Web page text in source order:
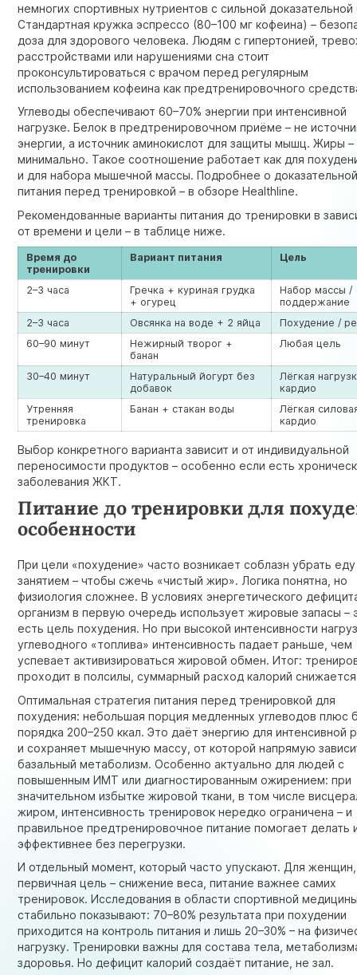
немногих спортивных нутриентов с сильной доказательной
Стандартная кружка эспрессо (80–100 мг кофеина) –
доза для здорового человека. Людям с гипертонией,
расстройствами или нарушениями сна стоит
проконсультироваться с врачом перед регулярным
использованием кофеина как предтренировочного
Углеводы обеспечивают 60–70% энергии при интенсивной
нагрузке. Белок в предтренировочном приёме – не
энергии, а источник аминокислот для защиты мышц. Жиры –
минимально. Такое соотношение работает как для
и для набора мышечной массы. Подробнее о
питания перед тренировкой – в обзоре Healthline.
Рекомендованные варианты питания до тренировки в
от времени и цели – в таблице ниже.
Время до
тренировки
Вариант питания Цель
2–3 часа
Гречка + куриная грудка
+ огурец
Набор массы /
поддержание
2–3 часа
Овсянка на воде + 2 яйца
Похудение /
60–90 минут
Нежирный творог +
банан
Любая цель
30–40 минут
Натуральный йогурт без
добавок
Лёгкая
кардио
Утренняя
тренировка
Банан + стакан воды
Лёгкая
кардио
Выбор конкретного варианта зависит и от индивидуальной
переносимости продуктов – особенно если есть
заболевания ЖКТ.
Питание до тренировки для
особенности
При цели «похудение» часто возникает соблазн убрать
занятием – чтобы сжечь «чистый жир». Логика понятна, но
физиология сложнее. В условиях энергетического
организм в первую очередь использует жировые запасы –
есть цель похудения. Но при высокой интенсивности
углеводного «топлива» интенсивность падает раньше, чем
успевает активизироваться жировой обмен. Итог:
проходит в полсилы, суммарный расход калорий
Оптимальная стратегия питания перед тренировкой для
похудения: небольшая порция медленных углеводов плюс
порядка 200–250 ккал. Это даёт энергию для интенсивной
и сохраняет мышечную массу, от которой напрямую
базальный метаболизм. Особенно актуально для людей с
повышеннымИМТ или диагностированныможирением: при
значительном избытке жировой ткани, в том числе
жиром , интенсивность тренировок нередко ограничена – и
правильное предтренировочное питание помогает делать
эффективнее без перегрузки.
И отдельный момент, который часто упускают. Для
первичная цель – снижение веса, питание важнее самих
тренировок. Исследования в области спортивной
стабильно показывают: 70–80% результата при похудении
приходится на контроль питания и лишь 20–30% – на
нагрузку. Тренировки важны для состава тела,
здоровья. Но дефицит калорий создаёт питание, не зал.